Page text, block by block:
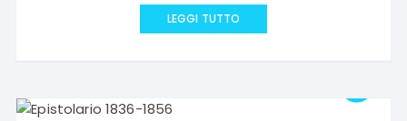
LEGGI TUTTO